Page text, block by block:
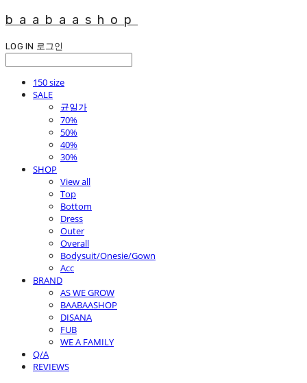
baabaashop
LOG IN 로그인
150 size
SALE
균일가
70%
50%
40%
30%
SHOP
View all
Top
Bottom
Dress
Outer
Overall
Bodysuit/Onesie/Gown
Acc
BRAND
AS WE GROW
BAABAASHOP
DISANA
FUB
WE A FAMILY
Q/A
REVIEWS